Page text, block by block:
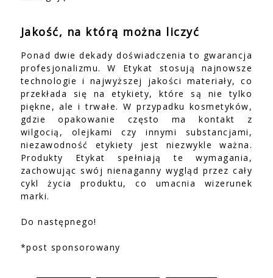
Jakość, na którą można liczyć
Ponad dwie dekady doświadczenia to gwarancja
profesjonalizmu. W Etykat stosują najnowsze
technologie i najwyższej jakości materiały, co
przekłada się na etykiety, które są nie tylko
piękne, ale i trwałe. W przypadku kosmetyków,
gdzie opakowanie często ma kontakt z
wilgocią, olejkami czy innymi substancjami,
niezawodność etykiety jest niezwykle ważna.
Produkty Etykat spełniają te wymagania,
zachowując swój nienaganny wygląd przez cały
cykl życia produktu, co umacnia wizerunek
marki.
Do następnego!
*post sponsorowany